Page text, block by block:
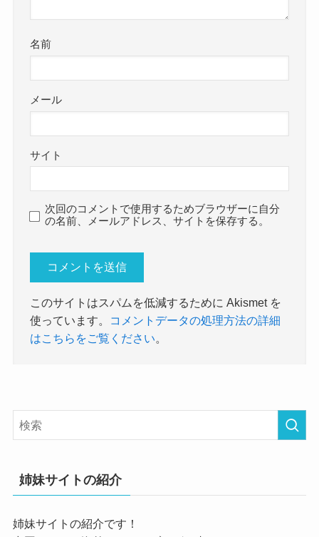
名前
メール
サイト
次回のコメントで使用するためブラウザーに自分
の名前、メールアドレス、サイトを保存する。
このサイトはスパムを低減するために Akismet を
使っています。
コメントデータの処理方法の詳細
はこちらをご覧ください。
姉妹サイトの紹介
姉妹サイトの紹介です！